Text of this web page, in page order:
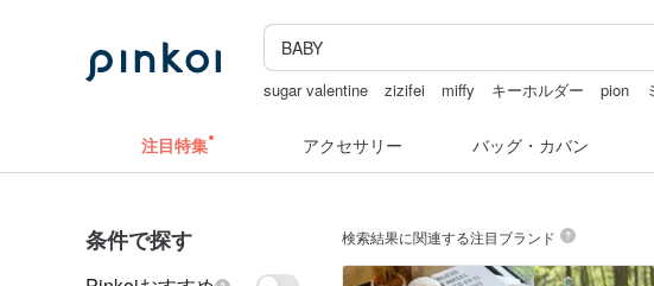
sugar valentine zizifei miffy キーホルダー pion
注目特集 アクセサリー バッグ・カバン
条件で探す 検索結果に関連する注目ブランド